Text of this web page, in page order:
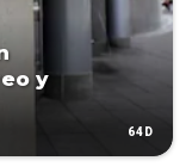
y
64D